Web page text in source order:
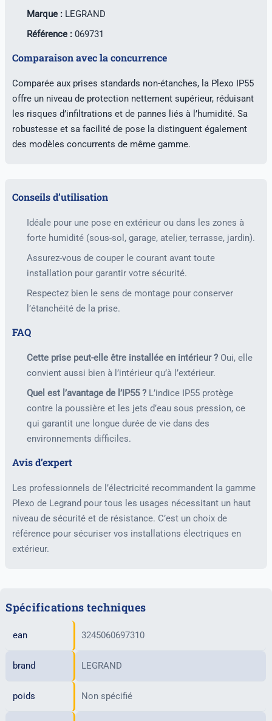
Marque : LEGRAND
Référence : 069731
Comparaison avec la concurrence
Comparée aux prises standards non-étanches, la Plexo IP55
offre un niveau de protection nettement supérieur, réduisant
les risques d’infiltrations et de pannes liés à l’humidité. Sa
robustesse et sa facilité de pose la distinguent également
des modèles concurrents de même gamme.
Conseils d’utilisation
Idéale pour une pose en extérieur ou dans les zones à
forte humidité (sous-sol, garage, atelier, terrasse, jardin).
Assurez-vous de couper le courant avant toute
installation pour garantir votre sécurité.
Respectez bien le sens de montage pour conserver
l’étanchéité de la prise.
FAQ
Cette prise peut-elle être installée en intérieur ? Oui, elle
convient aussi bien à l’intérieur qu’à l’extérieur.
Quel est l’avantage de l’IP55 ? L’indice IP55 protège
contre la poussière et les jets d’eau sous pression, ce
qui garantit une longue durée de vie dans des
environnements difficiles.
Avis d’expert
Les professionnels de l’électricité recommandent la gamme
Plexo de Legrand pour tous les usages nécessitant un haut
niveau de sécurité et de résistance. C’est un choix de
référence pour sécuriser vos installations électriques en
extérieur.
Spécifications techniques
ean 3245060697310
brand LEGRAND
poids Non spécifié